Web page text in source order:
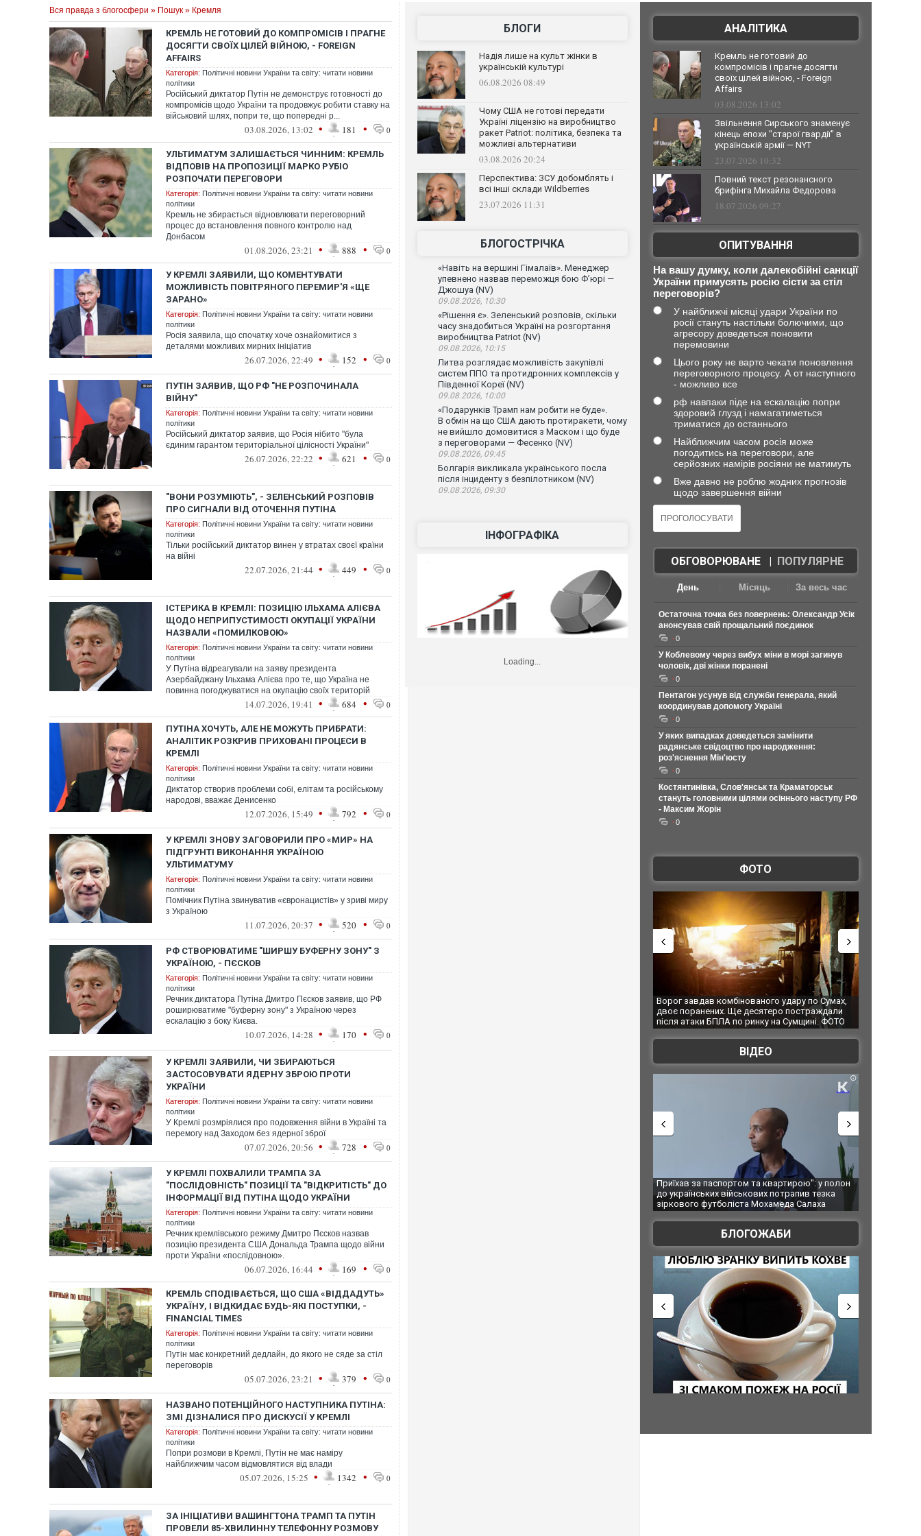
Вся правда з блогосфери » Пошук » Кремля
КРЕМЛЬ НЕ ГОТОВИЙ ДО КОМПРОМІСІВ І ПРАГНЕ
ДОСЯГТИ СВОЇХ ЦІЛЕЙ ВІЙНОЮ, - FOREIGN
AFFAIRS
Категорія: Політичні новини України та світу: читати новини
політики
Російський диктатор Путін не демонструє готовності до
компромісів щодо України та продовжує робити ставку на
військовий шлях, попри те, що попередні р...
03.08.2026, 13:02 • 181 • 0
УЛЬТИМАТУМ ЗАЛИШАЄТЬСЯ ЧИННИМ: КРЕМЛЬ
ВІДПОВІВ НА ПРОПОЗИЦІЇ МАРКО РУБІО
РОЗПОЧАТИ ПЕРЕГОВОРИ
Категорія: Політичні новини України та світу: читати новини
політики
Кремль не збирається відновлювати переговорний
процес до встановлення повного контролю над
Донбасом
01.08.2026, 23:21 • 888 • 0
У КРЕМЛІ ЗАЯВИЛИ, ЩО КОМЕНТУВАТИ
МОЖЛИВІСТЬ ПОВІТРЯНОГО ПЕРЕМИР'Я «ЩЕ
ЗАРАНО»
Категорія: Політичні новини України та світу: читати новини
політики
Росія заявила, що спочатку хоче ознайомитися з
деталями можливих мирних ініціатив
26.07.2026, 22:49 • 152 • 0
ПУТІН ЗАЯВИВ, ЩО РФ "НЕ РОЗПОЧИНАЛА
ВІЙНУ"
Категорія: Політичні новини України та світу: читати новини
політики
Російський диктатор заявив, що Росія нібито "була
єдиним гарантом територіальної цілісності України"
26.07.2026, 22:22 • 621 • 0
"ВОНИ РОЗУМІЮТЬ", - ЗЕЛЕНСЬКИЙ РОЗПОВІВ
ПРО СИГНАЛИ ВІД ОТОЧЕННЯ ПУТІНА
Категорія: Політичні новини України та світу: читати новини
політики
Тільки російський диктатор винен у втратах своєї країни
на війні
22.07.2026, 21:44 • 449 • 0
ІСТЕРИКА В КРЕМЛІ: ПОЗИЦІЮ ІЛЬХАМА АЛІЄВА
ЩОДО НЕПРИПУСТИМОСТІ ОКУПАЦІЇ УКРАЇНИ
НАЗВАЛИ «ПОМИЛКОВОЮ»
Категорія: Політичні новини України та світу: читати новини
політики
У Путіна відреагували на заяву президента
Азербайджану Ільхама Алієва про те, що Україна не
повинна погоджуватися на окупацію своїх територій
14.07.2026, 19:41 • 684 • 0
ПУТІНА ХОЧУТЬ, АЛЕ НЕ МОЖУТЬ ПРИБРАТИ:
АНАЛІТИК РОЗКРИВ ПРИХОВАНІ ПРОЦЕСИ В
КРЕМЛІ
Категорія: Політичні новини України та світу: читати новини
політики
Диктатор створив проблеми собі, елітам та російському
народові, вважає Денисенко
12.07.2026, 15:49 • 792 • 0
У КРЕМЛІ ЗНОВУ ЗАГОВОРИЛИ ПРО «МИР» НА
ПІДГРУНТІ ВИКОНАННЯ УКРАЇНОЮ
УЛЬТИМАТУМУ
Категорія: Політичні новини України та світу: читати новини
політики
Помічник Путіна звинуватив «євронацистів» у зриві миру
з Україною
11.07.2026, 20:37 • 520 • 0
РФ СТВОРЮВАТИМЕ "ШИРШУ БУФЕРНУ ЗОНУ" З
УКРАЇНОЮ, - ПЄСКОВ
Категорія: Політичні новини України та світу: читати новини
політики
Речник диктатора Путіна Дмитро Пєсков заявив, що РФ
роширюватиме "буферну зону" з Україною через
ескалацію з боку Києва.
10.07.2026, 14:28 • 170 • 0
У КРЕМЛІ ЗАЯВИЛИ, ЧИ ЗБИРАЮТЬСЯ
ЗАСТОСОВУВАТИ ЯДЕРНУ ЗБРОЮ ПРОТИ
УКРАЇНИ
Категорія: Політичні новини України та світу: читати новини
політики
У Кремлі розмріялися про подовження війни в Україні та
перемогу над Заходом без ядерної зброї
07.07.2026, 20:56 • 728 • 0
У КРЕМЛІ ПОХВАЛИЛИ ТРАМПА ЗА
"ПОСЛІДОВНІСТЬ" ПОЗИЦІЇ ТА "ВІДКРИТІСТЬ" ДО
ІНФОРМАЦІЇ ВІД ПУТІНА ЩОДО УКРАЇНИ
Категорія: Політичні новини України та світу: читати новини
політики
Речник кремлівського режиму Дмитро Пєсков назвав
позицію президента США Дональда Трампа щодо війни
проти України «послідовною».
06.07.2026, 16:44 • 169 • 0
КРЕМЛЬ СПОДІВАЄТЬСЯ, ЩО США «ВІДДАДУТЬ»
УКРАЇНУ, І ВІДКИДАЄ БУДЬ-ЯКІ ПОСТУПКИ, -
FINANCIAL TIMES
Категорія: Політичні новини України та світу: читати новини
політики
Путін має конкретний дедлайн, до якого не сяде за стіл
переговорів
05.07.2026, 23:21 • 379 • 0
НАЗВАНО ПОТЕНЦІЙНОГО НАСТУПНИКА ПУТІНА:
ЗМІ ДІЗНАЛИСЯ ПРО ДИСКУСІЇ У КРЕМЛІ
Категорія: Політичні новини України та світу: читати новини
політики
Попри розмови в Кремлі, Путін не має наміру
найближчим часом відмовлятися від влади
05.07.2026, 15:25 • 1342 • 0
ЗА ІНІЦІАТИВИ ВАШИНГТОНА ТРАМП ТА ПУТІН
ПРОВЕЛИ 85-ХВИЛИННУ ТЕЛЕФОННУ РОЗМОВУ
БЛОГИ
Надія лише на культ жінки в
українській культурі
06.08.2026 08:49
Чому США не готові передати
Україні ліцензію на виробництво
ракет Patriot: політика, безпека та
можливі альтернативи
03.08.2026 20:24
Перспектива: ЗСУ добомблять і
всі інші склади Wildberries
23.07.2026 11:31
БЛОГОСТРІЧКА
«Навіть на вершині Гімалаїв». Менеджер
упевнено назвав переможця бою Ф’юрі —
Джошуа (NV)
09.08.2026, 10:30
«Рішення є». Зеленський розповів, скільки
часу знадобиться Україні на розгортання
виробництва Patriot (NV)
09.08.2026, 10:15
Литва розглядає можливість закупівлі
систем ППО та протидронних комплексів у
Південної Кореї (NV)
09.08.2026, 10:00
«Подарунків Трамп нам робити не буде».
В обмін на що США дають протиракети, чому
не вийшло домовитися з Маском і що буде
з переговорами — Фесенко (NV)
09.08.2026, 09:45
Болгарія викликала українського посла
після інциденту з безпілотником (NV)
09.08.2026, 09:30
ІНФОГРАФІКА
Loading...
АНАЛІТИКА
Кремль не готовий до
компромісів і прагне досягти
своїх цілей війною, - Foreign
Affairs
03.08.2026 13:02
Звільнення Сирського знаменує
кінець епохи "старої гвардії" в
українській армії — NYT
23.07.2026 10:32
Повний текст резонансного
брифінга Михайла Федорова
18.07.2026 09:27
ОПИТУВАННЯ
На вашу думку, коли далекобійні санкції
України примусять росію сісти за стіл
переговорів?
У найближчі місяці удари України по
росії стануть настільки болючими, що
агресору доведеться поновити
перемовини
Цього року не варто чекати поновлення
переговорного процесу. А от наступного
- можливо все
рф навпаки піде на ескалацію попри
здоровий глузд і намагатиметься
триматися до останнього
Найближчим часом росія може
погодитись на переговори, але
серйозних намірів росіяни не матимуть
Вже давно не роблю жодних прогнозів
щодо завершення війни
ОБГОВОРЮВАНЕ| ПОПУЛЯРНЕ
День Місяць За весь час
Остаточна точка без повернень: Олександр Усік
анонсував свій прощальний поєдинок
0
У Коблевому через вибух міни в морі загинув
чоловік, дві жінки поранені
0
Пентагон усунув від служби генерала, який
координував допомогу Україні
0
У яких випадках доведеться замінити
радянське свідоцтво про народження:
роз'яснення Мін'юсту
0
Костянтинівка, Слов'янськ та Краматорськ
стануть головними цілями осіннього наступу РФ
- Максим Жорін
0
ФОТО
Ворог завдав комбінованого удару по Сумах,
двоє поранених. Ще десятеро постраждали
після атаки БПЛА по ринку на Сумщині. ФОТО
За 2000 кілометрів від кордону з Україною: в
Єкатеринбурзі після атаки дронів загорівся
склад Wildberries. ФОТО. ВІДЕО
ВІДЕО
Приїхав за паспортом та квартирою": у полон
до українських військових потрапив тезка
зіркового футболіста Мохамеда Салаха
Одесу накрила потужна злива з градом та
ураганним вітром
БЛОГОЖАБИ